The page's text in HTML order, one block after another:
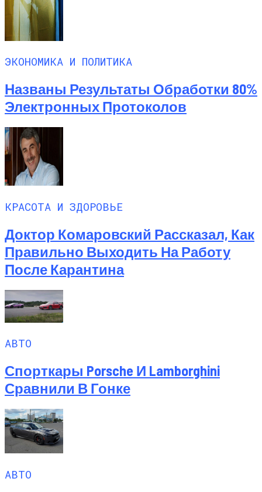
ЭКОНОМИКА И ПОЛИТИКА
Названы Результаты Обработки 80%
Электронных Протоколов
КРАСОТА И ЗДОРОВЬЕ
Доктор Комаровский Рассказал, Как
Правильно Выходить На Работу
После Карантина
АВТО
Спорткары Porsche И Lamborghini
Сравнили В Гонке
АВТО